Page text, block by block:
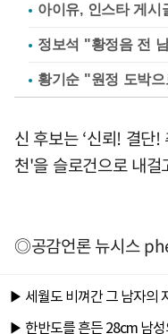
아이유, 인스타 게시
정보석 "황정음 전
황기순 "원정 도박
신 후보는 ‘신뢰! 결
천'을 슬로건으로 내
◎공감언론 뉴시스